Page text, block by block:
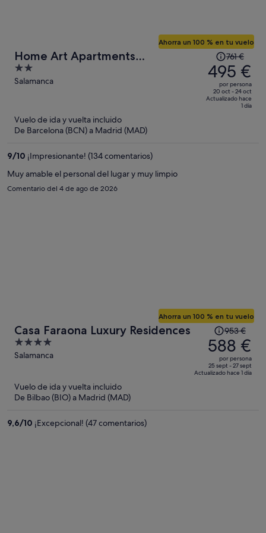
Home Art Apartments
Salamanca
2
out
Salamanca
Ahorra un 100 % en tu vuelo
precio
era
de
761 €,
761 €
495 €
por persona
20 oct - 24 oct
Actualizado hace
1 día
Vuelo de ida y vuelta incluido
De Barcelona (BCN) a Madrid (MAD)
9/10 ¡Impresionante! (134 comentarios)
Muy amable el personal del lugar y muy limpio
Comentario del 4 de ago de 2026
Casa Faraona Luxury Residences
4
out
Salamanca
Ahorra un 100 % en tu vuelo
El
precio
era
de
953 €,
953 €
588 €
por persona
25 sept - 27 sept
Actualizado hace 1 día
Vuelo de ida y vuelta incluido
De Bilbao (BIO) a Madrid (MAD)
9,6/10 ¡Excepcional! (47 comentarios)